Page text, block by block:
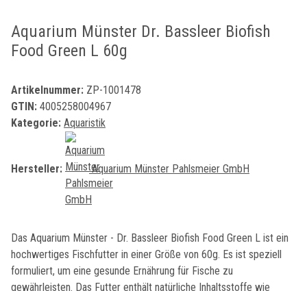
Aquarium Münster Dr. Bassleer Biofish
Food Green L 60g
Artikelnummer: ZP-1001478
GTIN: 4005258004967
Kategorie: Aquaristik
Hersteller: Aquarium Münster Pahlsmeier GmbH
Das Aquarium Münster - Dr. Bassleer Biofish Food Green L ist ein
hochwertiges Fischfutter in einer Größe von 60g. Es ist speziell
formuliert, um eine gesunde Ernährung für Fische zu
gewährleisten. Das Futter enthält natürliche Inhaltsstoffe wie